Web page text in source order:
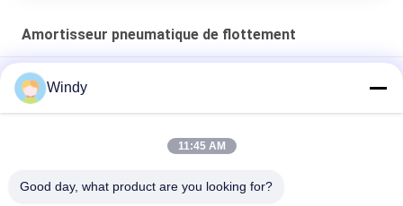
Amortisseur pneumatique de flottement
Fendeur en caoutchouc pneumatique flottant blanc durable
Fender en caoutchouc pneumatique flottant industriel
d'épaisseur blanche de 0,05 MPa pour offshore
du navire au quai
Windy
11:45 AM
Good day, what product are you looking for?